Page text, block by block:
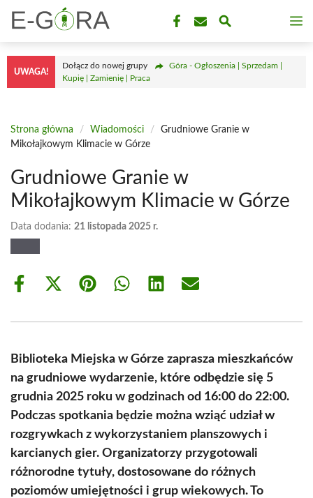
treści
UWAGA!
Dołącz do nowej grupy
Góra - Ogłoszenia | Sprzedam |
Kupię | Zamienię | Praca
Strona główna / Wiadomości /
Grudniowe Granie w
Mikołajkowym Klimacie w Górze
Grudniowe Granie w
Mikołajkowym Klimacie w Górze
Data dodania: 21 listopada 2025 r.
Share
Share
(Twitter)
Share Share Share Share
Biblioteka Miejska w Górze zaprasza mieszkańców
na grudniowe wydarzenie, które odbędzie się 5
grudnia 2025 roku w godzinach od 16:00 do 22:00.
Podczas spotkania będzie można wziąć udział w
rozgrywkach z wykorzystaniem planszowych i
karcianych gier. Organizatorzy przygotowali
różnorodne tytuły, dostosowane do różnych
poziomów umiejętności i grup wiekowych. To